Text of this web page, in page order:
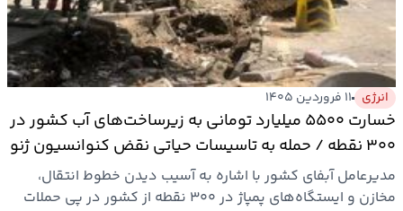
انرژی ۱۱ فروردین ۱۴۰۵
خسارت ۵۵۰۰ میلیارد تومانی به زیرساخت‌های آب کشور در
۳۰۰ نقطه / حمله به تاسیسات حیاتی نقض کنوانسیون ژنو
است
مدیرعامل آبفای کشور با اشاره به آسیب دیدن خطوط انتقال،
مخازن و ایستگاه‌های پمپاژ در ۳۰۰ نقطه از کشور در پی حملات